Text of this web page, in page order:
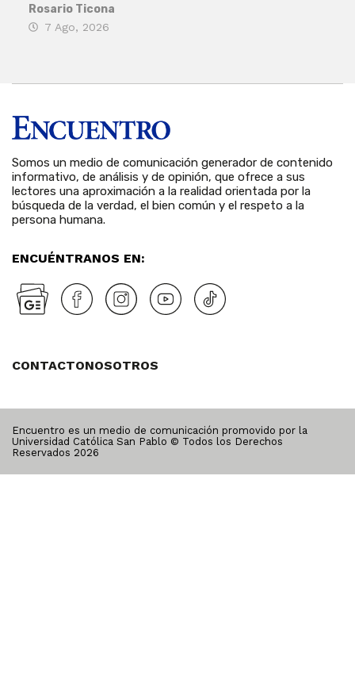
Rosario Ticona
7 Ago, 2026
Somos un medio de comunicación generador de contenido
informativo, de análisis y de opinión, que ofrece a sus
lectores una aproximación a la realidad orientada por la
búsqueda de la verdad, el bien común y el respeto a la
persona humana.
ENCUÉNTRANOS EN:
CONTACTONOSOTROS
Encuentro es un medio de comunicación promovido por la
Universidad Católica San Pablo © Todos los Derechos
Reservados 2026